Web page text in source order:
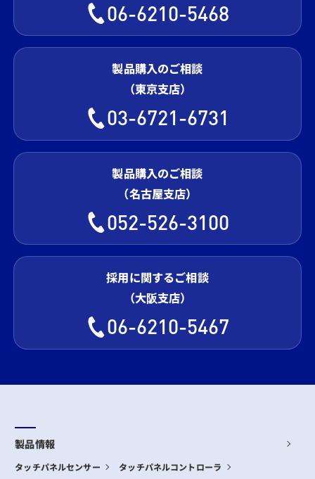
06-6210-5468
製品購入のご相談
（東京支店）
03-6721-6731
製品購入のご相談
（名古屋支店）
052-526-3100
採用に関するご相談
（大阪支店）
06-6210-5467
製品情報
タッチパネルセンサー タッチパネルコントローラ